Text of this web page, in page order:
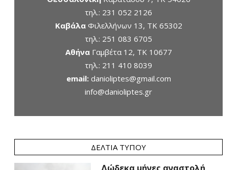
τηλ.: 231 052 2126
ΚαβάλαΦιλελλήνων 13, ΤΚ 65302
τηλ.: 251 083 6705
ΑθήναΓαμβέτα 12, ΤΚ 10677
τηλ.: 211 410 8039
email: danioliptes@gmail.com
info@danioliptes.gr
ΔΕΛΤΊΑ ΤΎΠΟΥ